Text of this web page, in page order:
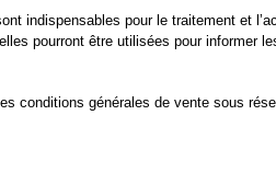
indispensables pour le traitement et
pourront être utilisées pour informer
conditions générales de vente sous